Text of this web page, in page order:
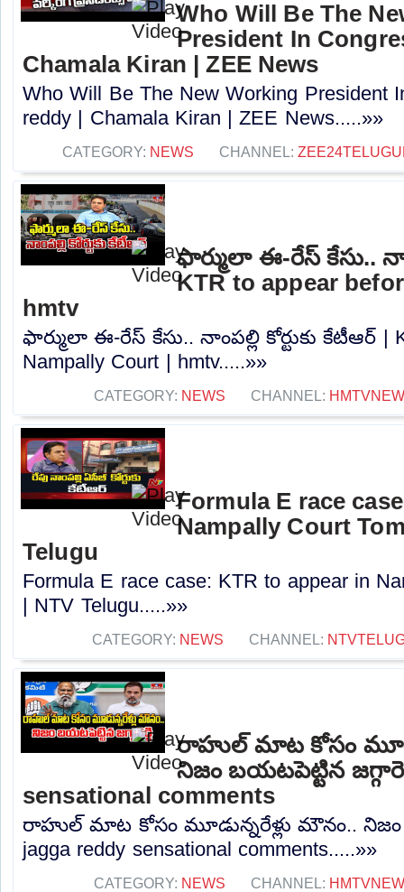
Who Will Be The
President In
Chamala Kiran | ZEE News
Who Will Be The New Working President
reddy | Chamala Kiran | ZEE News.....»»
CATEGORY: NEWS CHANNEL:
ఫార్ములా ఈ-రేస్ కేసు..
KTR to appear
hmtv
ఫార్ములా ఈ-రేస్ కేసు.. నాంపల్లి కోర్టుకు కేటీఆర్ |
Nampally Court | hmtv.....»»
CATEGORY: NEWS CHANNEL:
Formula E race
Nampally Court
Telugu
Formula E race case: KTR to appear in
| NTV Telugu.....»»
CATEGORY: NEWS CHANNEL:
రాహుల్ మాట కోసం
నిజం బయటపెట్టిన
sensational comments
రాహుల్ మాట కోసం మూడున్నరేళ్లు మౌనం.. నిజం
jagga reddy sensational comments.....»»
CATEGORY: NEWS CHANNEL: